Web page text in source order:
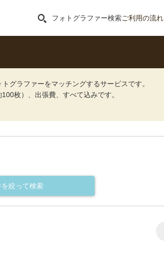
フォトグラファー検索ご利用の流れ
グラファーをマッチングするサービスです。
枚）、出張費、すべて込みです。
絞って検索